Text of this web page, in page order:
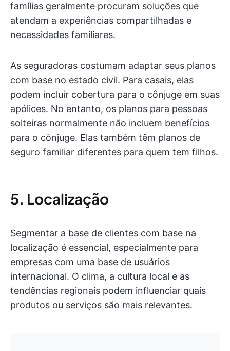
famílias geralmente procuram soluções que
atendam a experiências compartilhadas e
necessidades familiares.
As seguradoras costumam adaptar seus planos
com base no estado civil. Para casais, elas
podem incluir cobertura para o cônjuge em suas
apólices. No entanto, os planos para pessoas
solteiras normalmente não incluem benefícios
para o cônjuge. Elas também têm planos de
seguro familiar diferentes para quem tem filhos.
5. Localização
Segmentar a base de clientes com base na
localização é essencial, especialmente para
empresas com uma base de usuários
internacional. O clima, a cultura local e as
tendências regionais podem influenciar quais
produtos ou serviços são mais relevantes.